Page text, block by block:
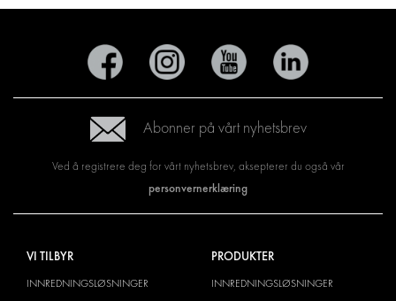
Abonner på vårt nyhetsbrev
Ved å registrere deg for vårt nyhetsbrev, aksepterer du også vår
personvernerklæring
VI TILBYR
INNREDNINGSLØSNINGER
PRODUKTER
INNREDNINGSLØSNINGER